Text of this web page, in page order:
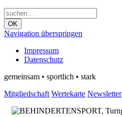
OK
Navigation überspringen
Impressum
Datenschutz
gemeinsam • sportlich • stark
Mitgliedschaft Wertekarte Newsletter